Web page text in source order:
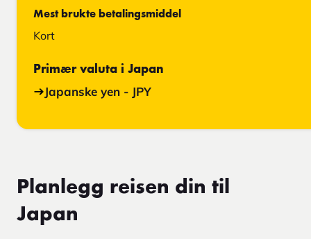
Mest brukte betalingsmiddel
Kort
Primær valuta i Japan
Japanske yen - JPY
Planlegg reisen din til
Japan